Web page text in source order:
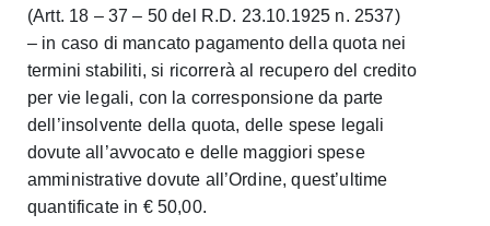
(Artt. 18 – 37 – 50 del R.D. 23.10.1925 n. 2537)
– in caso di mancato pagamento della quota nei
termini stabiliti, si ricorrerà al recupero del credito
per vie legali, con la corresponsione da parte
dell’insolvente della quota, delle spese legali
dovute all’avvocato e delle maggiori spese
amministrative dovute all’Ordine, quest’ultime
quantificate in € 50,00.